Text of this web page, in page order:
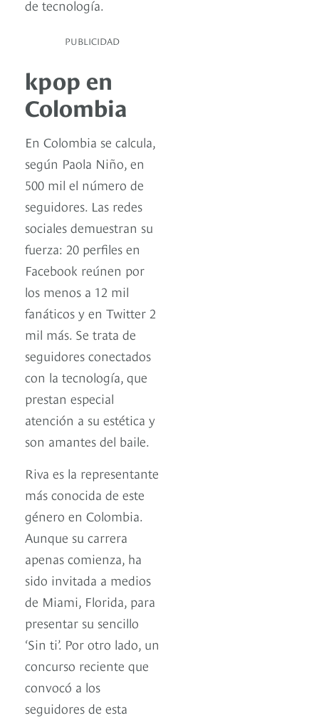
de tecnología.
PUBLICIDAD
kpop en
Colombia
En Colombia se calcula,
según Paola Niño, en
500 mil el número de
seguidores. Las redes
sociales demuestran su
fuerza: 20 perfiles en
Facebook reúnen por
los menos a 12 mil
fanáticos y en Twitter 2
mil más. Se trata de
seguidores conectados
con la tecnología, que
prestan especial
atención a su estética y
son amantes del baile.
Riva es la representante
más conocida de este
género en Colombia.
Aunque su carrera
apenas comienza, ha
sido invitada a medios
de Miami, Florida, para
presentar su sencillo
‘Sin ti’. Por otro lado, un
concurso reciente que
convocó a los
seguidores de esta